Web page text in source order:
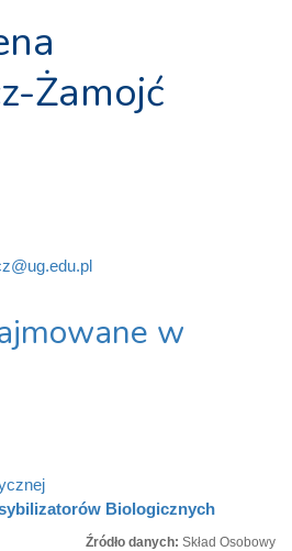
Żamojć
w
Biologicznych
Źródło danych: Skład Osobowy